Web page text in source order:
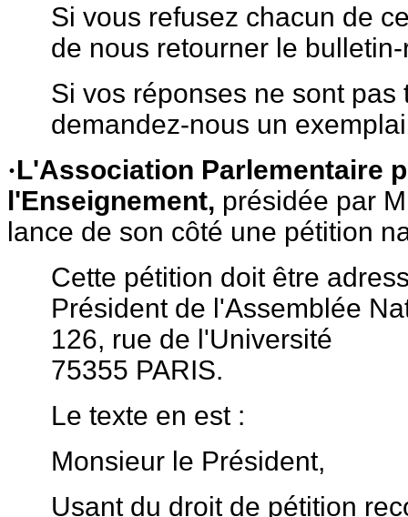
Si vous refusez chacun de
de nous retourner le
Si vos réponses ne sont pas
demandez-nous un
·L'Association Parlementaire
l'Enseignement, présidée par
lance de son côté une pétition
Cette pétition doit être
Président de l'Assemblée
126, rue de l'Université
75355 PARIS.
Le texte en est :
Monsieur le Président,
Usant du droit de pétition